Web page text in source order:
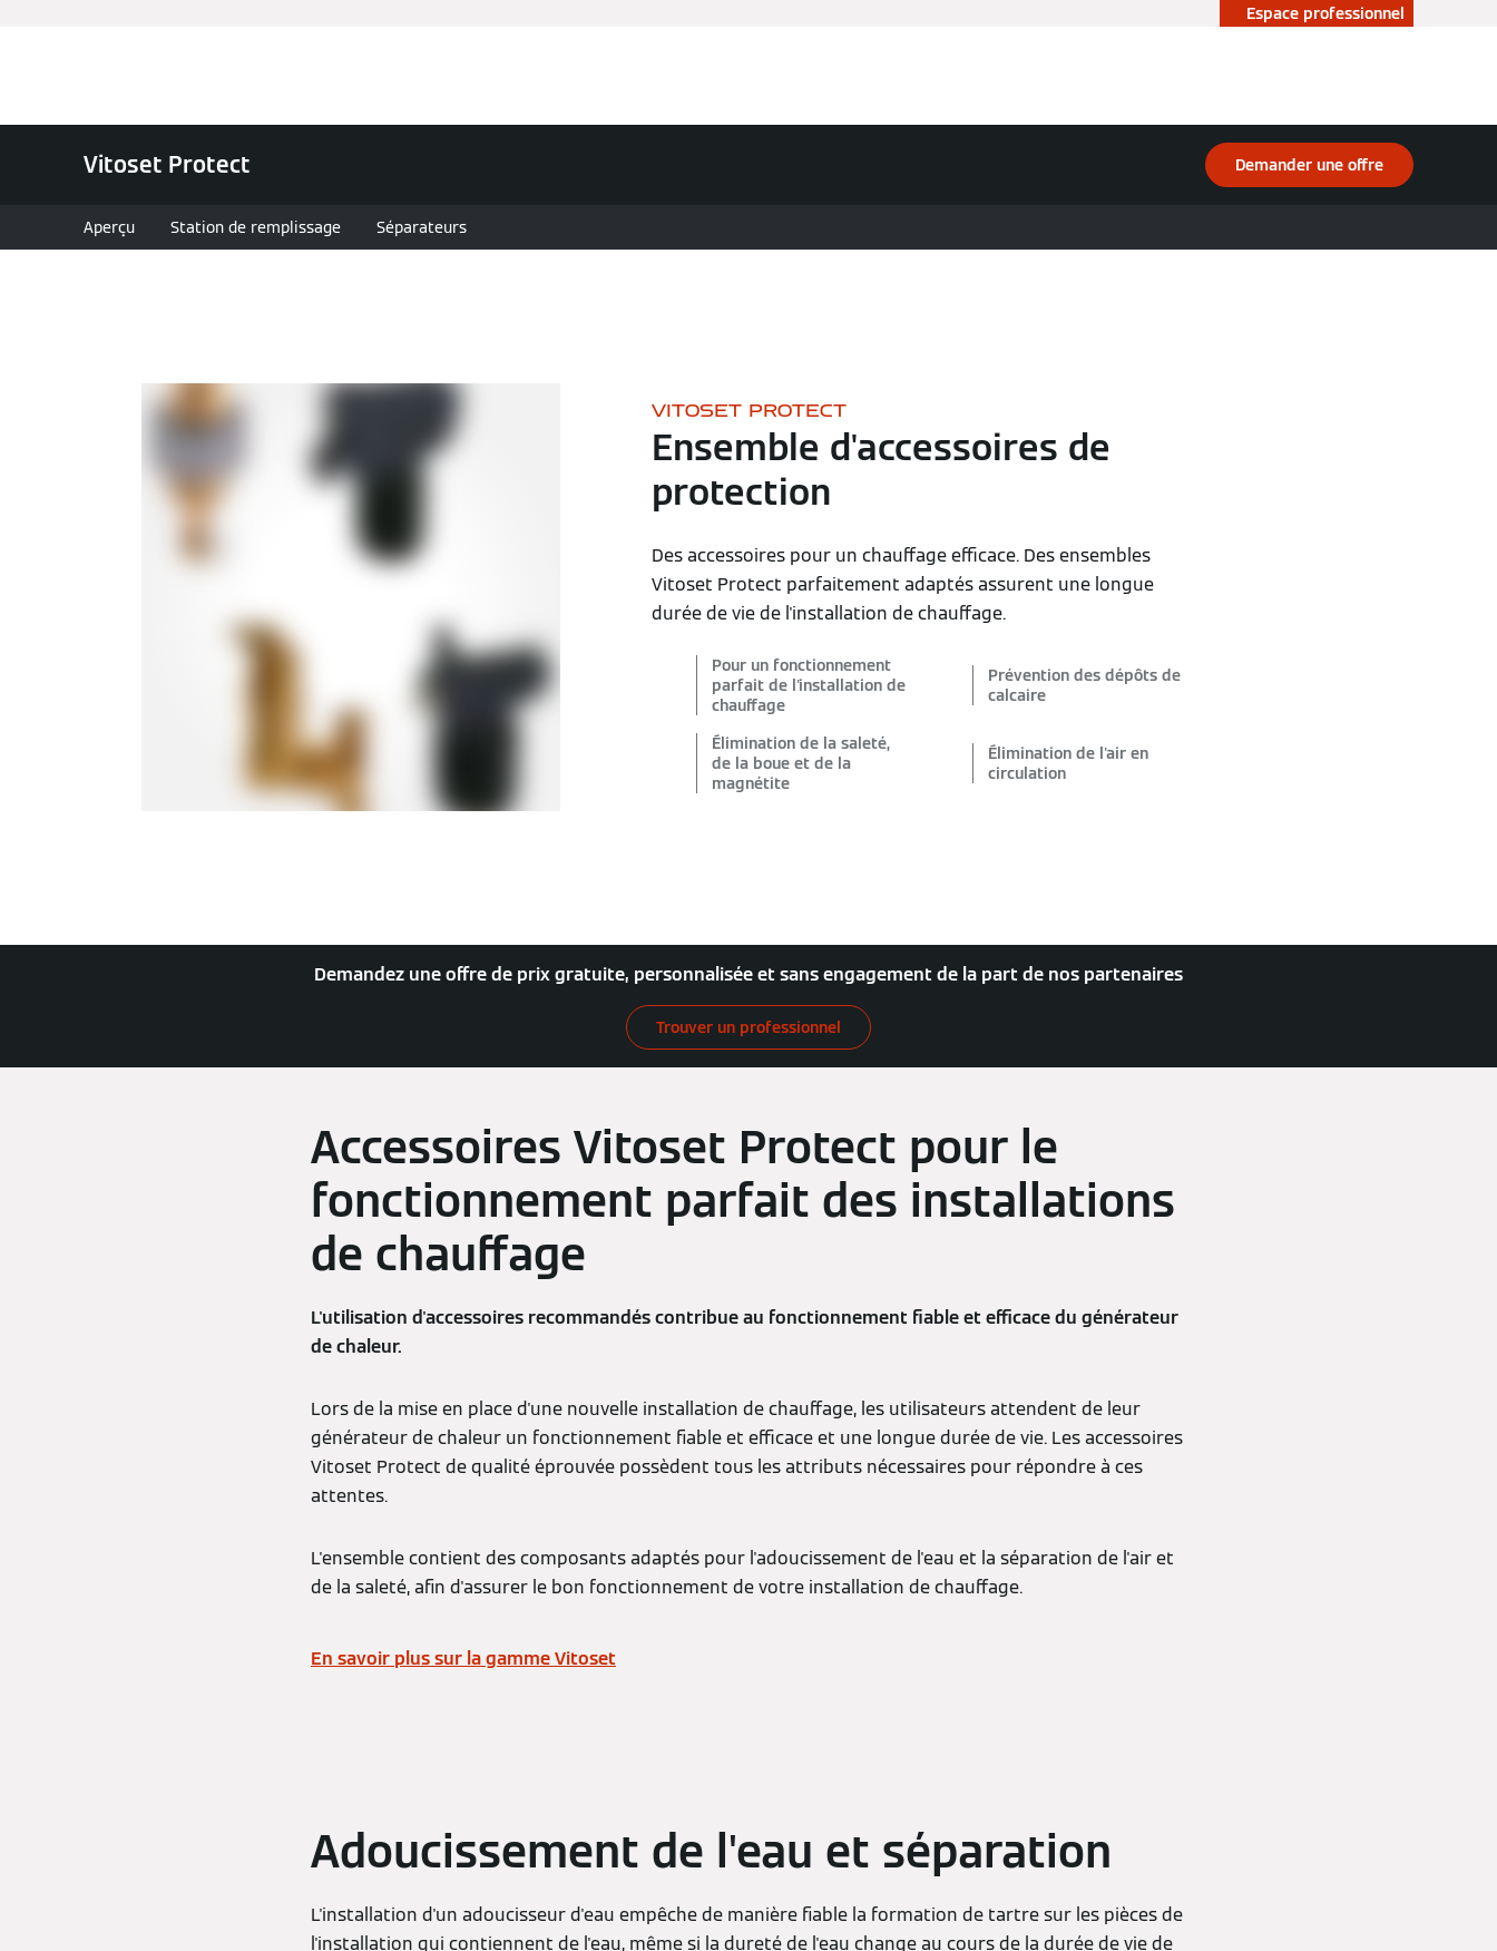
Espace professionnel
Vitoset Protect Demander une offre
Aperçu Station de remplissage Séparateurs
VITOSET PROTECT
Ensemble d'accessoires de
protection
Des accessoires pour un chauffage efficace. Des ensembles
Vitoset Protect parfaitement adaptés assurent une longue
durée de vie de l'installation de chauffage.
Pour un fonctionnement
parfait de l'installation de
chauffage
Prévention des dépôts de
calcaire
Élimination de la saleté,
de la boue et de la
magnétite
Élimination de l'air en
circulation
Demandez une offre de prix gratuite, personnalisée et sans engagement de la part de nos partenaires
Trouver un professionnel
Accessoires Vitoset Protect pour le
fonctionnement parfait des installations
de chauffage
L'utilisation d'accessoires recommandés contribue au fonctionnement fiable et efficace du générateur
de chaleur.
Lors de la mise en place d'une nouvelle installation de chauffage, les utilisateurs attendent de leur
générateur de chaleur un fonctionnement fiable et efficace et une longue durée de vie. Les accessoires
Vitoset Protect de qualité éprouvée possèdent tous les attributs nécessaires pour répondre à ces
attentes.
L'ensemble contient des composants adaptés pour l'adoucissement de l'eau et la séparation de l'air et
de la saleté, afin d'assurer le bon fonctionnement de votre installation de chauffage.
En savoir plus sur la gamme Vitoset
Adoucissement de l'eau et séparation
L'installation d'un adoucisseur d'eau empêche de manière fiable la formation de tartre sur les pièces de
l'installation qui contiennent de l'eau, même si la dureté de l'eau change au cours de la durée de vie de